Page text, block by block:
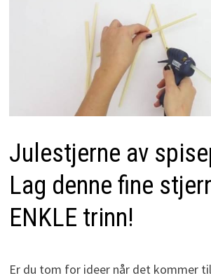
Julestjerne av
Lag denne fine
ENKLE trinn!
Er du tom for ideer når det kommer